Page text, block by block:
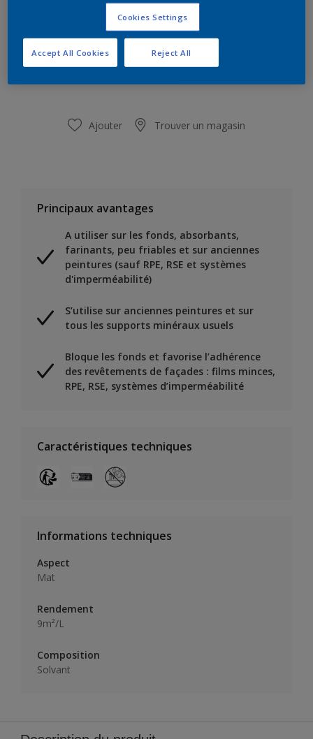
Ajouter à la liste d’achats
Ajouter Trouver un magasin
Principaux avantages
A utiliser sur les fonds, absorbants,
farinants, peu friables et sur anciennes
peintures (sauf RPE, RSE et systèmes
d'imperméabilité)
S’utilise sur anciennes peintures et sur
tous les supports minéraux usuels
Bloque les fonds et favorise l’adhérence
des revêtements de façades : films minces,
RPE, RSE, systèmes d’imperméabilité
Caractéristiques techniques
Informations techniques
Aspect
Mat
Rendement
9m²/L
Composition
Solvant
Cookies Settings
Reject All
Accept All Cookies